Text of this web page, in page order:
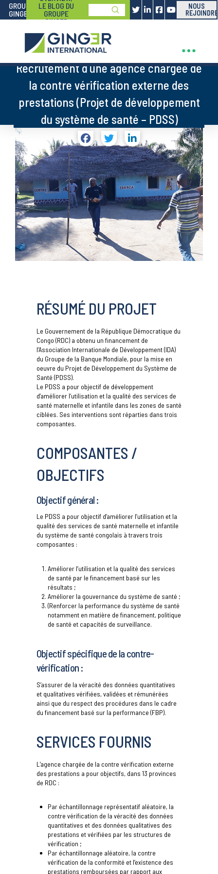
GROUPE
GINGER
LE BLOG DU
GROUPE
GINGER
Search
Submit
NOUS
REJOINDRE
Recrutement d’une agence chargée de
la contre vérification externe des
prestations (Projet de développement
du système de santé – PDSS)
RÉSUMÉ DU PROJET
Le Gouvernement de la République Démocratique du
Congo (RDC) a obtenu un financement de
l’Association Internationale de Développement (IDA)
du Groupe de la Banque Mondiale, pour la mise en
oeuvre du Projet de Développement du Système de
Santé (PDSS).
Le PDSS a pour objectif de développement
d’améliorer l’utilisation et la qualité des services de
santé maternelle et infantile dans les zones de santé
ciblées. Ses interventions sont réparties dans trois
composantes.
COMPOSANTES /
OBJECTIFS
Objectif général :
Le PDSS a pour objectif d’améliorer l’utilisation et la
qualité des services de santé maternelle et infantile
du système de santé congolais à travers trois
composantes :
Améliorer l’utilisation et la qualité des services
de santé par le financement basé sur les
résultats ;
Améliorer la gouvernance du système de santé ;
(Renforcer la performance du système de santé
notamment en matière de financement, politique
de santé et capacités de surveillance.
Objectif spécifique de la contre-
vérification :
S’assurer de la véracité des données quantitatives
et qualitatives vérifiées, validées et rémunérées
ainsi que du respect des procédures dans le cadre
du financement basé sur la performance (FBP).
SERVICES FOURNIS
L’agence chargée de la contre vérification externe
des prestations a pour objectifs, dans 13 provinces
de RDC :
Par échantillonnage représentatif aléatoire, la
contre vérification de la véracité des données
quantitatives et des données qualitatives des
prestations et vérifiées par les structures de
vérification ;
Par échantillonnage aléatoire, la contre
vérification de la conformité et l’existence des
prestations remboursées par rapport aux